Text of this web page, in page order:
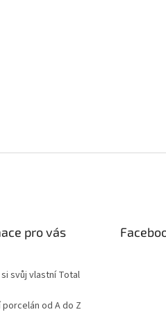
pro vás
svůj vlastní Total
porcelán od A do Z